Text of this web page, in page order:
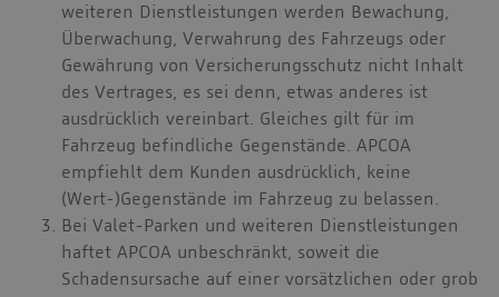
weiteren Dienstleistungen werden Bewachung,
Überwachung, Verwahrung des Fahrzeugs oder
Gewährung von Versicherungsschutz nicht Inhalt
des Vertrages, es sei denn, etwas anderes ist
ausdrücklich vereinbart. Gleiches gilt für im
Fahrzeug befindliche Gegenstände. APCOA
empfiehlt dem Kunden ausdrücklich, keine
(Wert-)Gegenstände im Fahrzeug zu belassen.
Bei Valet-Parken und weiteren Dienstleistungen
haftet APCOA unbeschränkt, soweit die
Schadensursache auf einer vorsätzlichen oder grob